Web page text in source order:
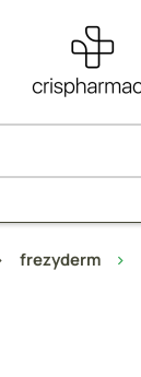
frezyderm